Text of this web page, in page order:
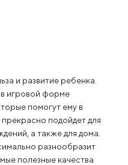
и развитие ребенка.
игровой форме
помогут ему в
подойдет для
а также для дома.
разнообразит
полезные качества